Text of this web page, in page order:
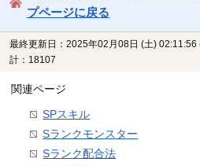
プページに戻る
最終更新日：2025年02月08日 (土) 02:11:56
計：18107
関連ページ
SPスキル
Sランクモンスター
Sランク配合法